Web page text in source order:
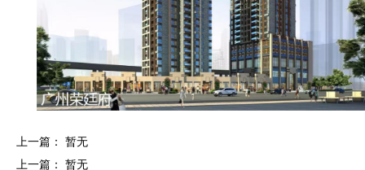
上一篇： 暂无
上一篇： 暂无